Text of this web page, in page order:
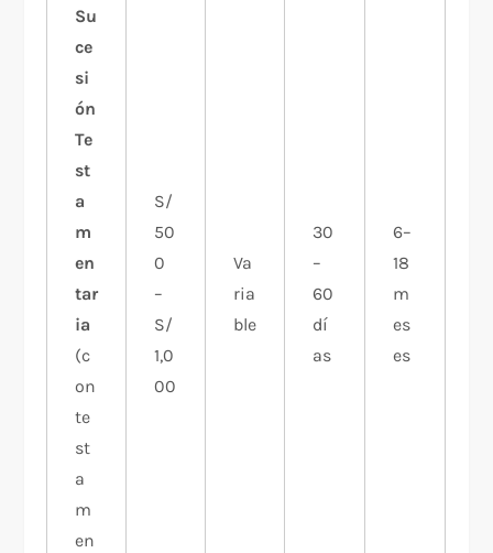
Su
ce
si
ón
Te
st
a
m
en
tar
ia
(c
on
te
st
a
m
en
S/
50
0
–
S/
1,0
00
Va
ria
ble
30
–
60
dí
as
6–
18
m
es
es